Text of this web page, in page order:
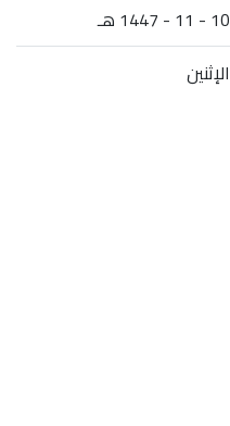
10 - 11 - 1447 هـ
الإثنين